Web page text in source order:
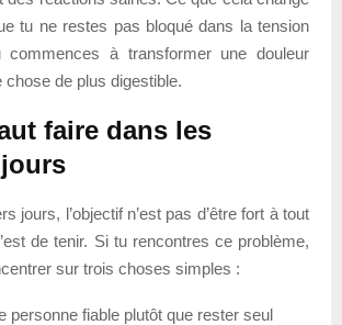
tu ne restes pas bloqué dans la tension
commences à transformer une douleur
chose de plus digestible.
faire dans les
jours, l’objectif n’est pas d’être fort à tout
de tenir. Si tu rencontres ce problème,
sur trois choses simples :
personne fiable plutôt que rester seul